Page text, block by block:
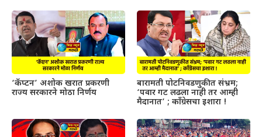
‘कॅप्टन’ अशोक खरात प्रकरणी
राज्य सरकारने मोठा निर्णय
बारामती पोटनिवडणुकीत संभ्रम;
‘पवार गट लढला नाही तर आम्ही
मैदानात’ ; काँग्रेसचा इशारा !